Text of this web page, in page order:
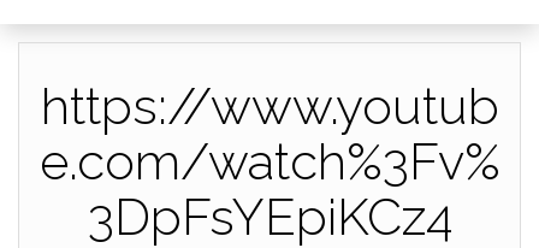
https://www.youtub
e.com/watch%3Fv%
3DpFsYEpiKCz4